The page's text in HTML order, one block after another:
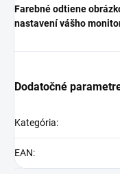
Farebné odtiene
nastavení vášho
Dodatočné
Kategória:
EAN: